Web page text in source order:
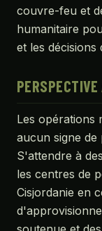
couvre-feu et
humanitaire
et les
Les opérations
aucun signe
S'attendre à
les centres de
Cisjordanie en